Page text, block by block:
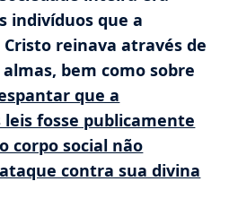
indivíduos que a
Cristo reinava através de
bem como sobre
que a
fosse publicamente
corpo social não
contra sua divina